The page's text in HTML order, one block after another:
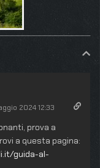
2024 12:33
prova a
a questa pagina:
guida-al-